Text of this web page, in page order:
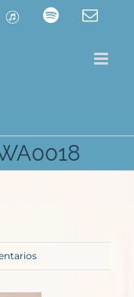
ITunes Spotify